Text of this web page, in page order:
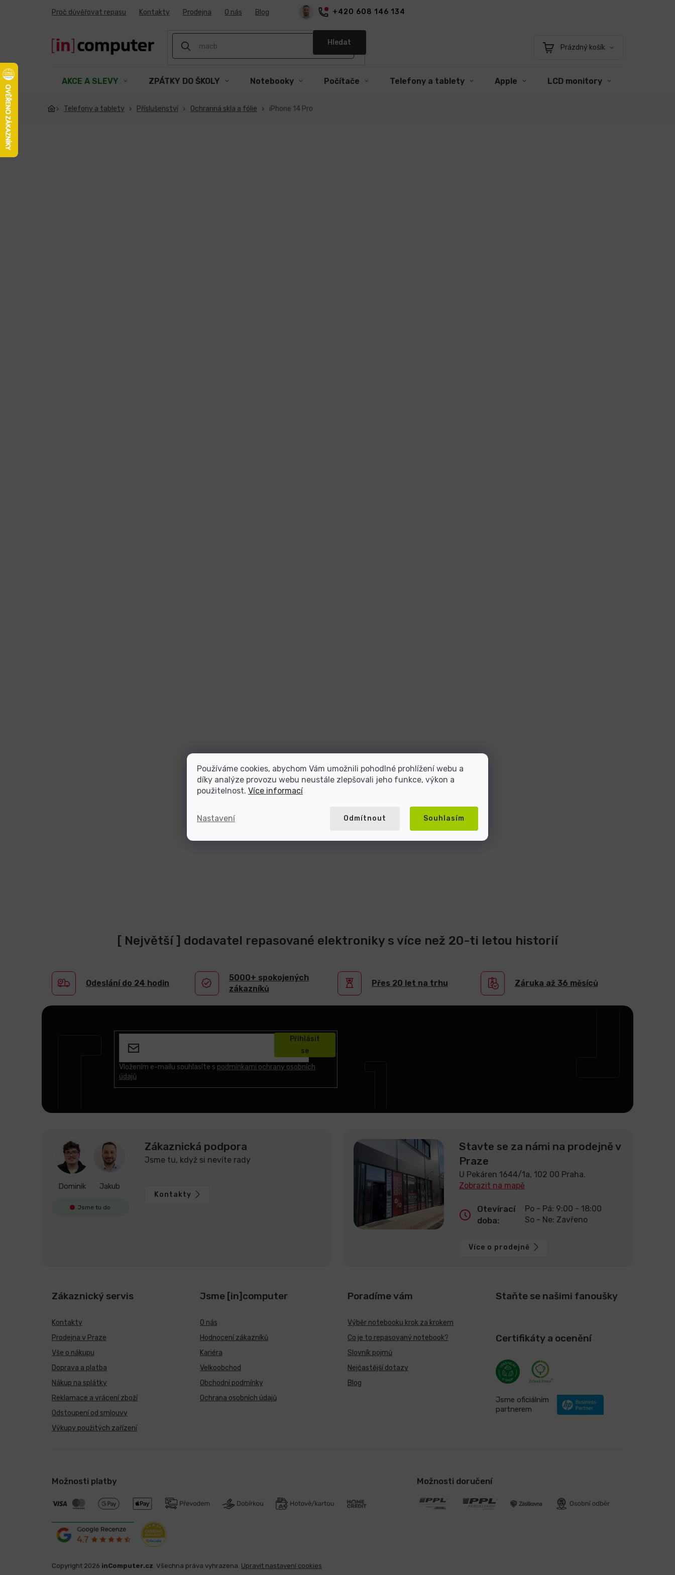
Používáme cookies, abychom Vám umožnili pohodlné prohlížení webu a
díky analýze provozu webu neustále zlepšovali jeho funkce, výkon a
použitelnost. Více informací
Nastavení Odmítnout Souhlasím
+420 608 146 134
Proč důvěřovat repasu Kontakty Prodejna O nás Blog
Hledat
Nákupní
Prázdný košík
AKCE A SLEVY ZPÁTKY DO ŠKOLY Notebooky Počítače Telefony a tablety Apple LCD monitory
Telefony a tablety Příslušenství Ochranná skla a fólie iPhone 14 Pro
[ Největší ] dodavatel repasované elektroniky s více než 20-ti letou historií
Odeslání do 24 hodin
5000+ spokojených
zákazníků
Přes 20 let na trhu Záruka až 36 měsíců
Vložením e-mailu souhlasíte s podmínkami ochrany osobních
údajů
Přihlásit
se
Dominik Jakub
Jsme tu do
Zákaznická podpora
Jsme tu, když si nevíte rady
Kontakty
Stavte se za námi na prodejně v
Praze
U Pekáren 1644/1a, 102 00 Praha.
Zobrazit na mapě
Otevírací
doba:
Po - Pá: 9:00 - 18:00
So - Ne: Zavřeno
Více o prodejně
Zákaznický servis
Kontakty
Prodejna v Praze
Vše o nákupu
Doprava a platba
Nákup na splátky
Reklamace a vrácení zboží
Odstoupení od smlouvy
Výkupy použitých zařízení
Jsme [in]computer
O nás
Hodnocení zákazníků
Kariéra
Velkoobchod
Obchodní podmínky
Ochrana osobních údajů
Poradíme vám
Výběr notebooku krok za krokem
Co je to repasovaný notebook?
Slovník pojmů
Nejčastější dotazy
Blog
Staňte se našimi fanoušky
Certifikáty a ocenění
Jsme oficiálním
partnerem
Možnosti platby Možnosti doručení
Copyright 2026 inComputer.cz . Všechna práva vyhrazena. Upravit nastavení cookies